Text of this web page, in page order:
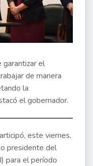
garantizar el
de manera
la
el gobernador.
este viernes,
presidente del
para el período